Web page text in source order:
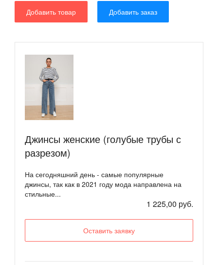
Добавить товар Добавить заказ
Джинсы женские (голубые трубы с
разрезом)
На сегодняшний день - самые популярные
джинсы, так как в 2021 году мода направлена на
стильные...
1 225,00 руб.
Оставить заявку